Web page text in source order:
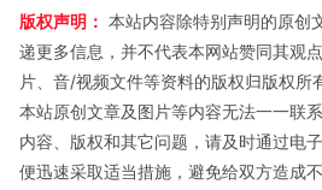
版权声明： 本站内容除特别声明的原创
递更多信息，并不代表本网站赞同其观
片、音/视频文件等资料的版权归版权所
本站原创文章及图片等内容无法一一联
内容、版权和其它问题，请及时通过电
便迅速采取适当措施，避免给双方造成